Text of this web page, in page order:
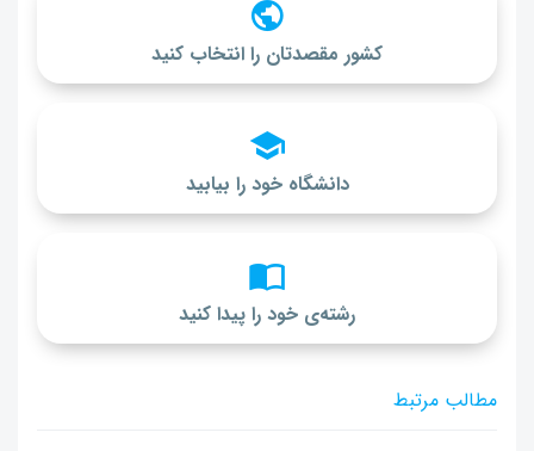
کشور مقصدتان را انتخاب کنید
دانشگاه خود را بیابید
رشته‌ی خود را پیدا کنید
مطالب مرتبط